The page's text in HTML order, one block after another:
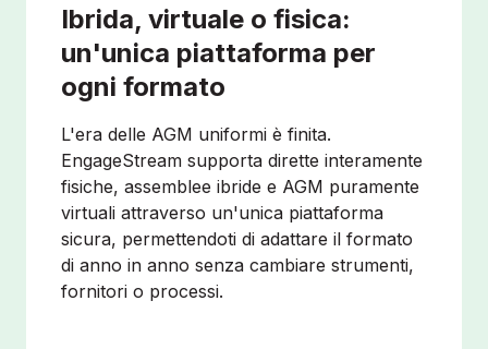
Ibrida, virtuale o fisica:
un'unica piattaforma per
ogni formato
L'era delle AGM uniformi è finita.
EngageStream supporta dirette interamente
fisiche, assemblee ibride e AGM puramente
virtuali attraverso un'unica piattaforma
sicura, permettendoti di adattare il formato
di anno in anno senza cambiare strumenti,
fornitori o processi.